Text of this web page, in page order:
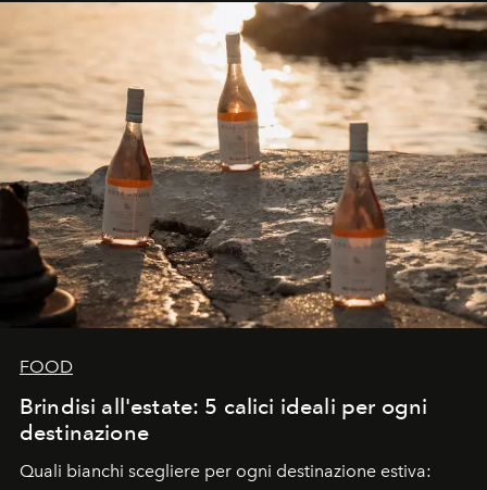
FOOD
Brindisi all'estate: 5 calici ideali per ogni
destinazione
Quali bianchi scegliere per ogni destinazione estiva: